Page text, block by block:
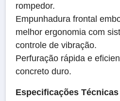
rompedor.
Empunhadura frontal
melhor ergonomia com
controle de vibração.
Perfuração rápida e
concreto duro.
Especificações Técnicas